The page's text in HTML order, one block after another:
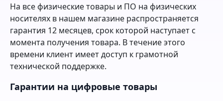
На все физические товары и ПО на физических
носителях в нашем магазине распространяется
гарантия 12 месяцев, срок которой наступает с
момента получения товара. В течение этого
времени клиент имеет доступ к грамотной
технической поддержке.
Гарантии на цифровые товары